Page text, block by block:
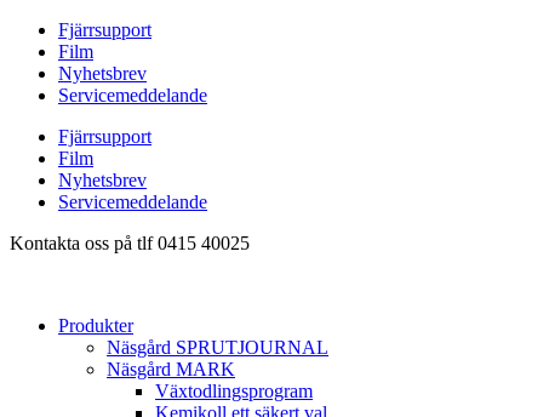
Hoppa
innehåll
Fjärrsupport
Film
Nyhetsbrev
Servicemeddelande
Fjärrsupport
Film
Nyhetsbrev
Servicemeddelande
Kontakta oss på tlf 0415 40025
Produkter
Näsgård SPRUTJOURNAL
Näsgård MARK
Växtodlingsprogram
Kemikoll ett säkert val